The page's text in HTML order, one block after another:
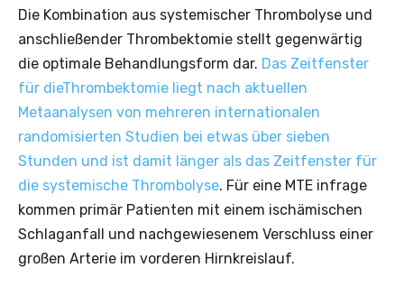
Die Kombination aus systemischer Thrombolyse und
anschließender Thrombektomie stellt gegenwärtig
die optimale Behandlungsform dar. Das Zeitfenster
für dieThrombektomie liegt nach aktuellen
Metaanalysen von mehreren internationalen
randomisierten Studien bei etwas über sieben
Stunden und ist damit länger als das Zeitfenster für
die systemische Thrombolyse. Für eine MTE infrage
kommen primär Patienten mit einem ischämischen
Schlaganfall und nachgewiesenem Verschluss einer
großen Arterie im vorderen Hirnkreislauf.